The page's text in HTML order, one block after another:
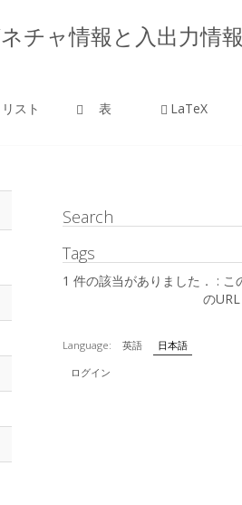
チャ情報と入出力情
リスト 表 LaTeX
Search
Tags
1 件の該当がありました． : こ
のURL
Language: 英語
日本語
ログイン